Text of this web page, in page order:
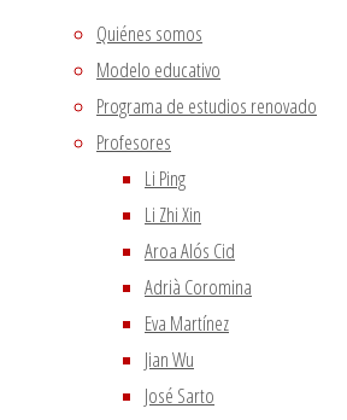
Quiénes somos
Modelo educativo
Programa de estudios renovado
Profesores
Li Ping
Li Zhi Xin
Aroa Alós Cid
Adrià Coromina
Eva Martínez
Jian Wu
José Sarto
bien el paciente deberá abonar
término de cada sesión en
derivados demantenimiento y
agujas y demás material.
(Barcelona).
Las plazas son limitadas, y se
estricto orden de inscripción
¡Te esperamos!